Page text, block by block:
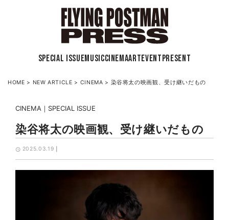
SPECIAL ISSUEMUSICCINEMAARTEVENTPRESENT
HOME > NEW ARTICLE > CINEMA > 染谷将太の映画観、受け継いだもの
CINEMA SPECIAL ISSUE
染谷将太の映画観、受け継いだもの
2025.03.19